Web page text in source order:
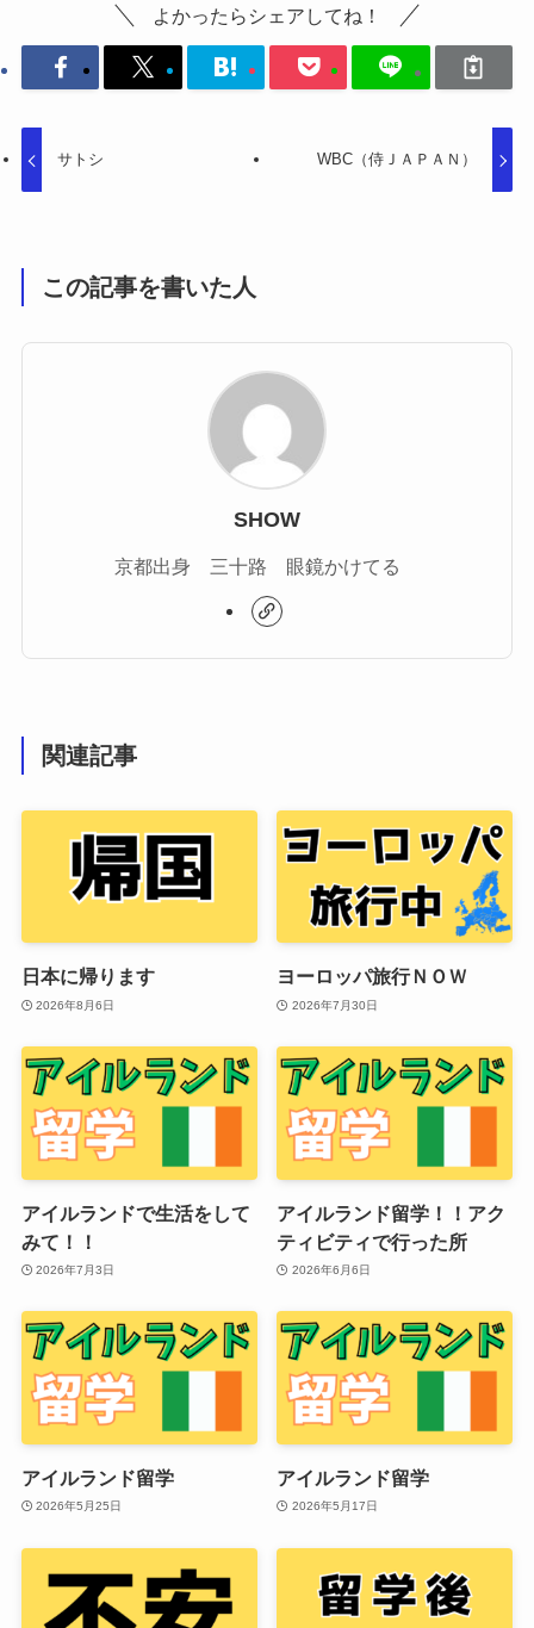
よかったらシェアしてね！
サトシ WBC（侍ＪＡＰＡＮ）
この記事を書いた人
SHOW
京都出身 三十路 眼鏡かけてる
関連記事
日本に帰ります
2026年8月6日
ヨーロッパ旅行ＮＯＷ
2026年7月30日
アイルランドで生活をして
みて！！
2026年7月3日
アイルランド留学！！アク
ティビティで行った所
2026年6月6日
アイルランド留学
2026年5月25日
アイルランド留学
2026年5月17日